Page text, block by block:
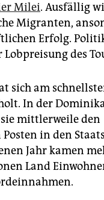
Milei. Ausfällig
Migranten,
Erfolg.
des
sich am
In der
mittlerweile den
in den
Jahr kamen
Land